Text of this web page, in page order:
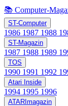
📚 Computer-
ST-Computer
1986 1987 1988
ST-Magazin
1987 1988 1989
TOS
1990 1991 1992
Atari Inside
1994 1995 1996
ATARImagazin